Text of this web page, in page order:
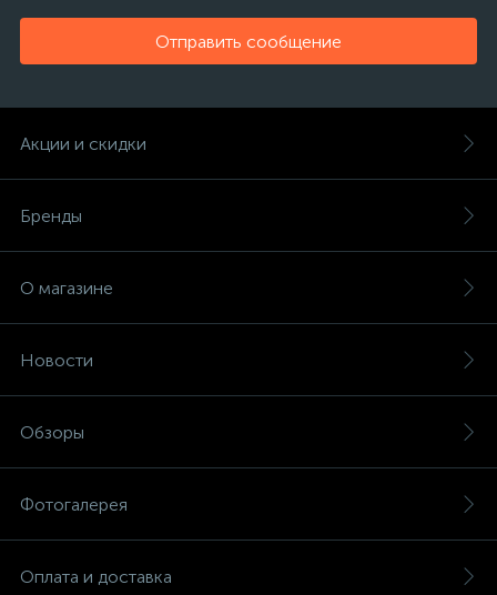
Отправить сообщение
Акции и скидки
Бренды
О магазине
Новости
Обзоры
Фотогалерея
Оплата и доставка